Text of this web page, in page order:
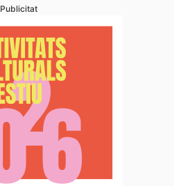
Publicitat